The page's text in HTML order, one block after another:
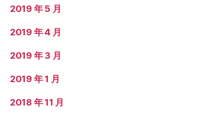
2019 年 5 月
2019 年 4 月
2019 年 3 月
2019 年 1 月
2018 年 11 月